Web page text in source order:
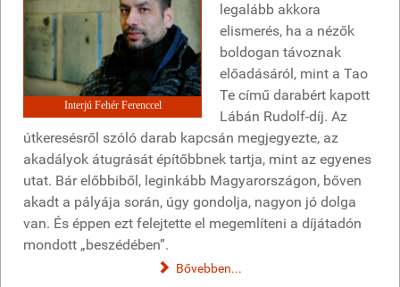
Interjú Fehér Ferenccel
legalább akkora
elismerés, ha a nézők
boldogan távoznak
előadásáról, mint a Tao
Te című darabért kapott
Lábán Rudolf-díj. Az
útkeresésről szóló darab kapcsán megjegyezte, az
akadályok átugrását építőbbnek tartja, mint az egyenes
utat. Bár előbbiből, leginkább Magyarországon, bőven
akadt a pályája során, úgy gondolja, nagyon jó dolga
van. És éppen ezt felejtette el megemlíteni a díjátadón
mondott „beszédében”.
Bővebben...